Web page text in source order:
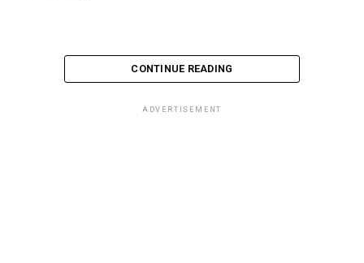
PASSEDAWAY SNAKEBITE
CONTINUE READING
ADVERTISEMENT